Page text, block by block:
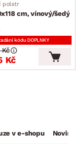
polstr
cm, vínový/šedý
kódu DOPLNKY
Kč
v e-shopu